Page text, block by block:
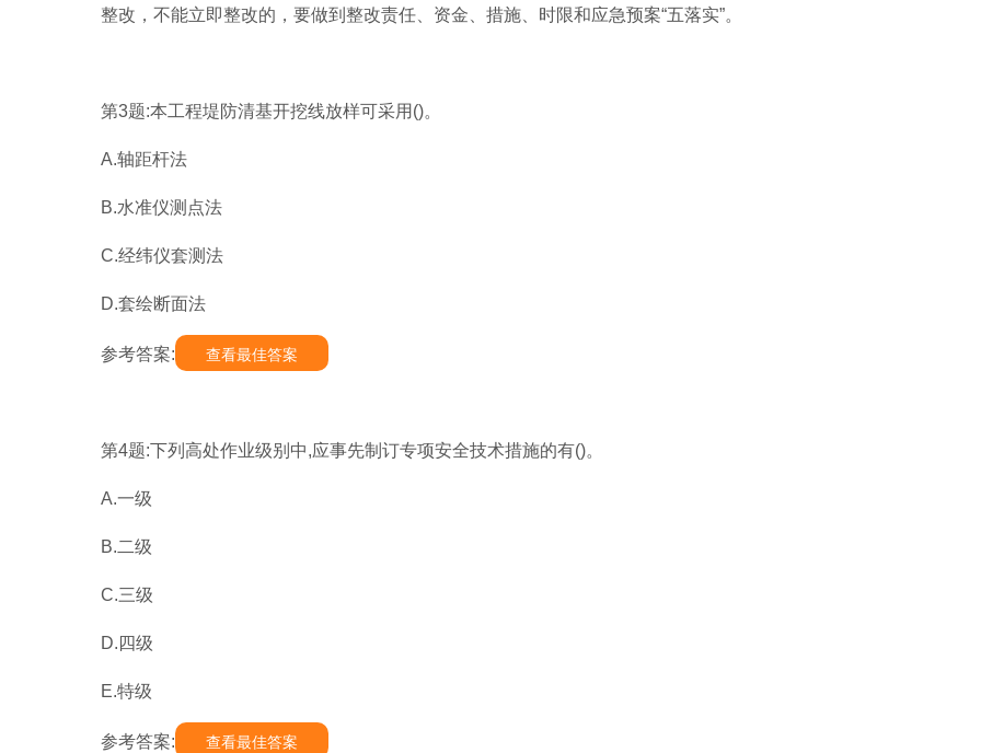
整改，不能立即整改的，要做到整改责任、资金、措施、时限和应急预案“五落实”。
第3题:本工程堤防清基开挖线放样可采用()。
A.轴距杆法
B.水准仪测点法
C.经纬仪套测法
D.套绘断面法
参考答案: 查看最佳答案
第4题:下列高处作业级别中,应事先制订专项安全技术措施的有()。
A.一级
B.二级
C.三级
D.四级
E.特级
参考答案: 查看最佳答案